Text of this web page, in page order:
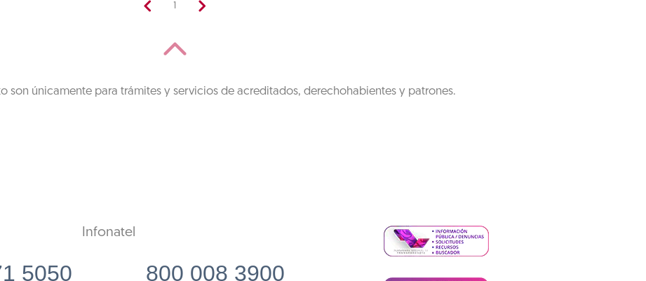
1
son únicamente para trámites y servicios de acreditados, derechohabientes y patrones.
Infonatel
5050 800 008 3900